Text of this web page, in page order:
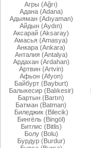
Агры (Ağrı)
Адана (Adana)
Адыяман (Adıyaman)
Айдын (Aydın)
Аксарай (Aksaray)
Амасья (Amasya)
Анкара (Ankara)
Анталия (Antalya)
Ардахан (Ardahan)
Артвин (Artvin)
Афьон (Afyon)
Байбурт (Bayburt)
Балыкесир (Balıkesir)
Бартын (Bartın)
Батман (Batman)
Биледжик (Bilecik)
Бингёль (Bingöl)
Битлис (Bitlis)
Болу (Bolu)
Бурдур (Burdur)